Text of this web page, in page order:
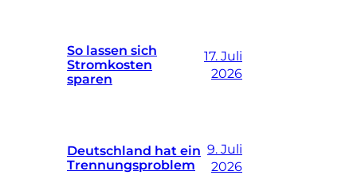
So lassen sich
Stromkosten
sparen
17. Juli
2026
Deutschland hat ein
Trennungsproblem
9. Juli
2026